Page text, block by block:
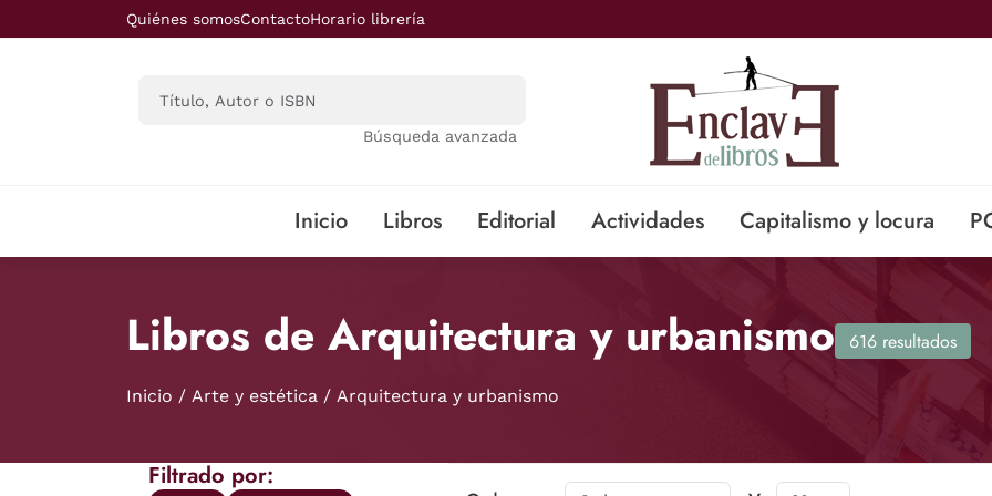
Saltar al contenido principal
Quiénes somosContactoHorario librería
Búsqueda avanzada
Inicio Libros Editorial Actividades Capitalismo y locura
Libros de Arquitectura y urbanismo 616 resultados
Inicio Arte y estética Arquitectura y urbanismo
Filtrado por: